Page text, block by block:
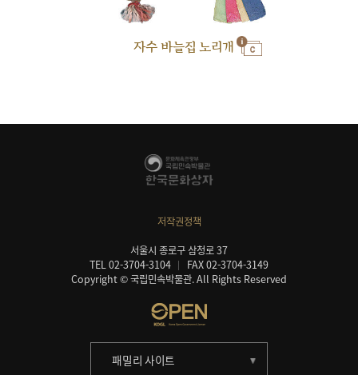
자수 바늘집 노리개
저작권정책
서울시 종로구 삼청로 37
TEL 02-3704-3104
FAX 02-3704-3149
Copyright © 국립민속박물관. All Rights Reserved
패밀리 사이트